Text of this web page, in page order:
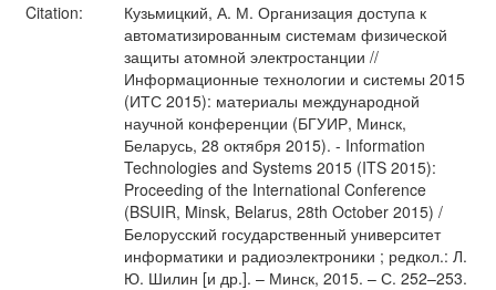
Citation:
Кузьмицкий, А. М. Организация доступа к
автоматизированным системам физической
защиты атомной электростанции //
Информационные технологии и системы 2015
(ИТС 2015): материалы международной
научной конференции (БГУИР, Минск,
Беларусь, 28 октября 2015). - Information
Technologies and Systems 2015 (ITS 2015):
Proceeding of the International Conference
(BSUIR, Minsk, Belarus, 28th October 2015) /
Белорусский государственный университет
информатики и радиоэлектроники ; редкол.: Л.
Ю. Шилин [и др.]. – Минск, 2015. – С. 252–253.